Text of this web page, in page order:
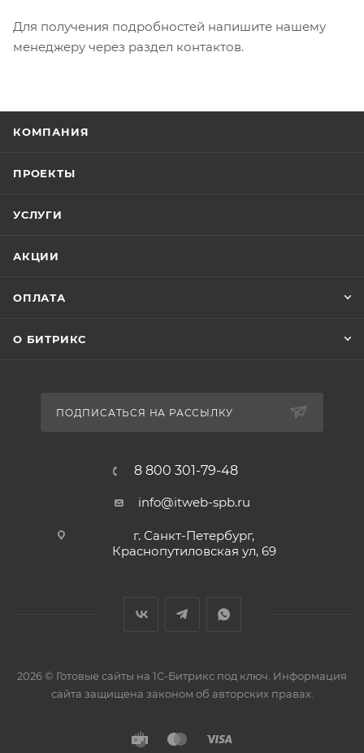
Для получения подробностей напишите нашему
менеджеру через раздел контактов.
КОМПАНИЯ
ПРОЕКТЫ
УСЛУГИ
АКЦИИ
ОПЛАТА
О БИТРИКС
ПОДПИСАТЬСЯ НА РАССЫЛКУ
8 800 301-79-48
info@itweb-spb.ru
г. Санкт-Петербург,
Краснопутиловская ул, 69
2026 © Готовые сайты на 1С-Битрикс под ключ. Информация
сайта защищена законом об авторских правах.